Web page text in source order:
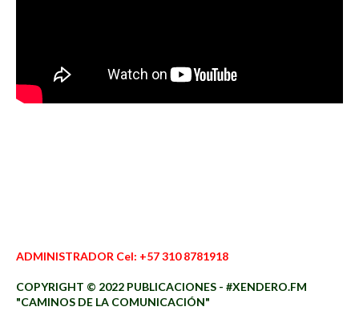
ADMINISTRADOR Cel: +57 310 8781918
COPYRIGHT © 2022 PUBLICACIONES - #XENDERO.FM
"CAMINOS DE LA COMUNICACIÓN"